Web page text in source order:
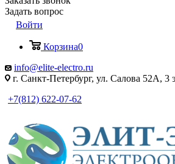
Задать вопрос
Войти
Корзина0
info@elite-electro.ru
г. Санкт-Петербург, ул. Салова 52А, 3
+7(812) 622-07-62